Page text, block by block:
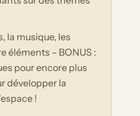
la musique, les
éléments – BONUS :
pour encore plus
développer la
!